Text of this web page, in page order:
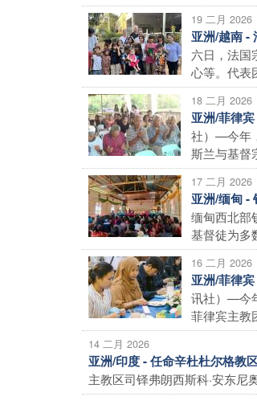
19 二月 2026
亚洲/越南 -
六日，法国
心等。代
18 二月 2026
亚洲/菲律
社）—今年
斯兰与基督
17 二月 2026
亚洲/缅甸 -
缅甸西北部
基督徒为
16 二月 2026
亚洲/菲律
讯社）—今
菲律宾主教
14 二月 2026
亚洲/印度 - 任命辛杜杜尔格教
主教区司铎弗朗西斯科·安东尼